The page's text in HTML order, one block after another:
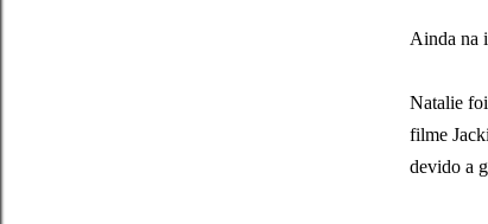
Ainda na
Natalie
filme
devido a